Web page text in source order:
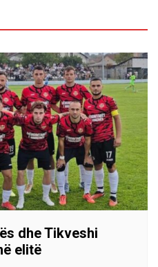
dhe Tikveshi
elitë